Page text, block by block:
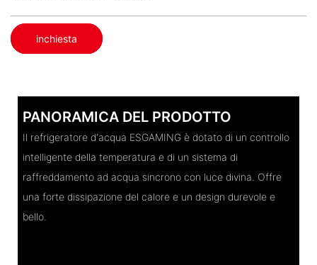
inchiesta
PANORAMICA DEL PRODOTTO
Il refrigeratore d'acqua ESGAMING è dotato di un controllo
intelligente della temperatura e di un sistema di
raffreddamento ad acqua sincrono con luce divina. Offre
una forte dissipazione del calore e un design durevole e
bello.